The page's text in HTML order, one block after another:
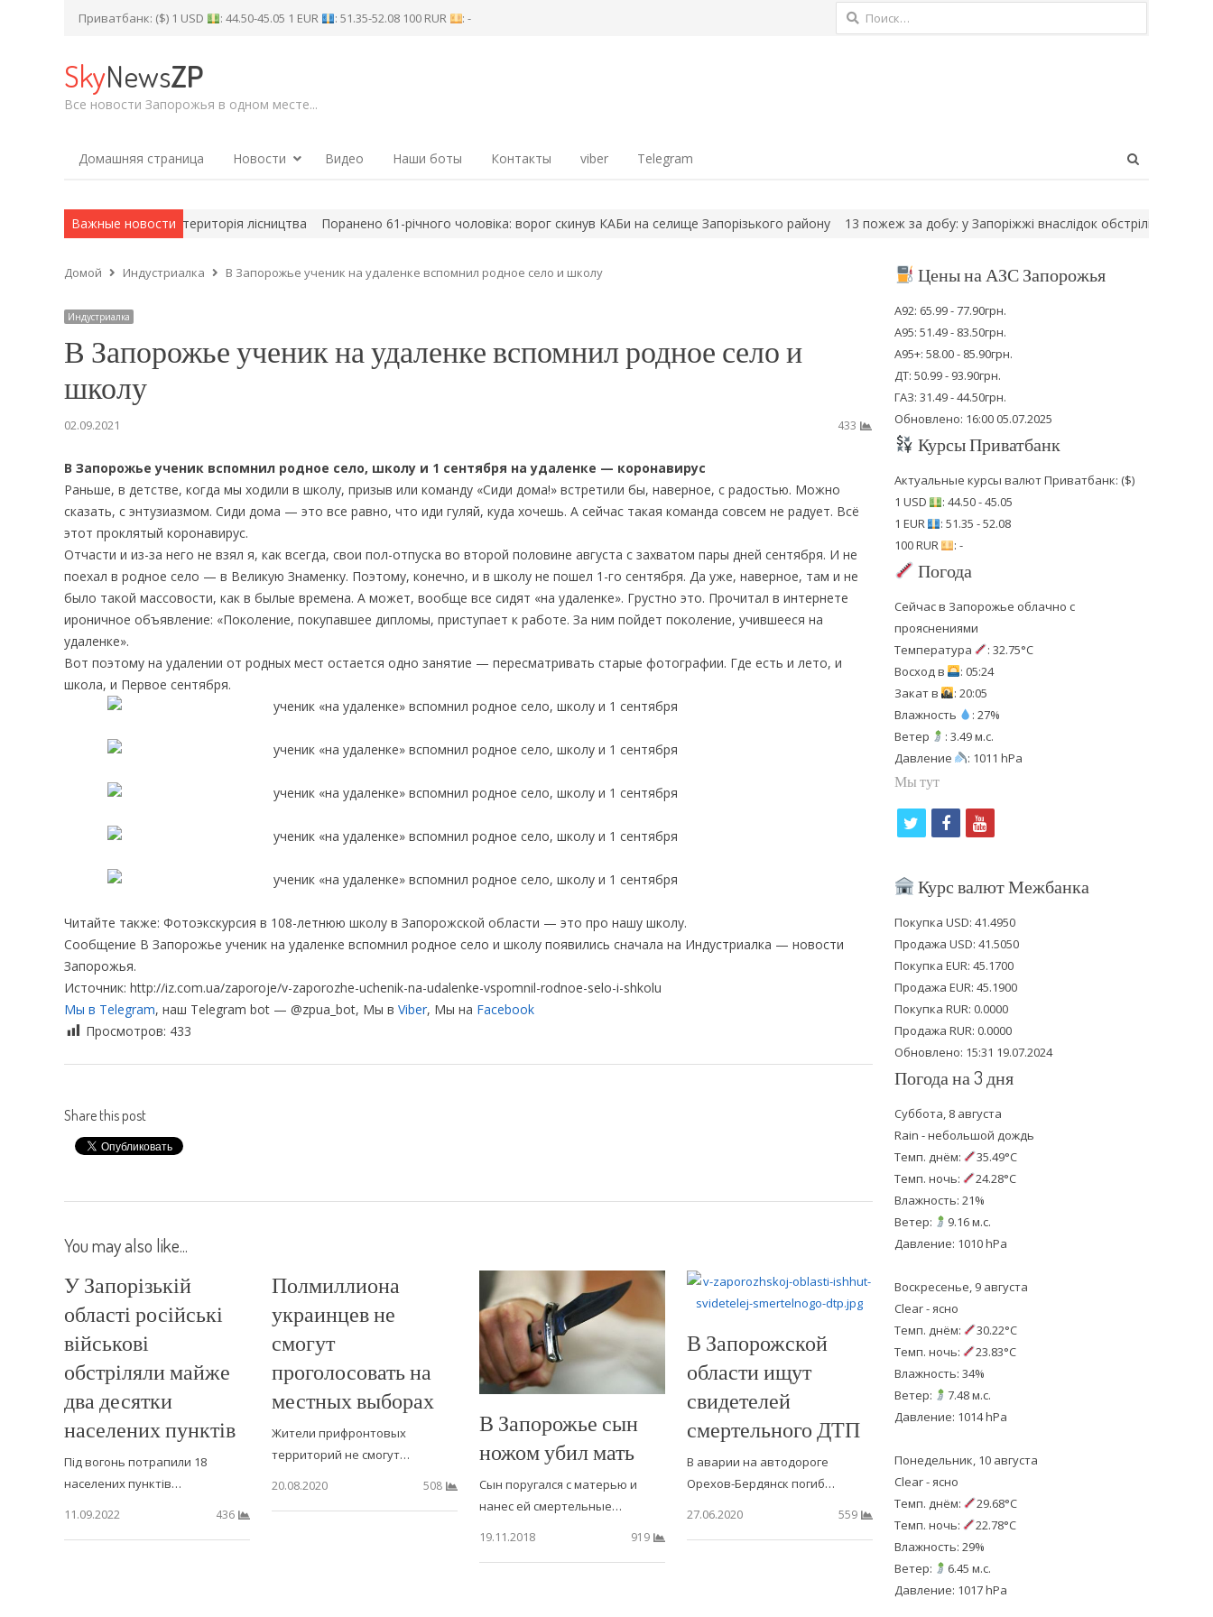
Приватбанк: ($) 1 USD : 44.50-45.05 1 EUR : 51.35-52.08 100 RUR : - Найти:
SkyNewsZP
Все новости Запорожья в одном месте...
Домашняя страница Новости Видео Наши боты Контакты viber Telegram
Важные новости
горіли поля та територія лісництва Поранено 61-річного чоловіка: ворог скинув КАБи на селище Запорізького району 13 пожеж за добу: у Запоріжжі внаслідок обстрілів загинула
Домой Индустриалка В Запорожье ученик на удаленке вспомнил родное село и школу
Индустриалка
В Запорожье ученик на удаленке вспомнил родное село и
школу
02.09.2021 433
В Запорожье ученик вспомнил родное село, школу и 1 сентября на удаленке — коронавирус
Раньше, в детстве, когда мы ходили в школу, призыв или команду «Сиди дома!» встретили бы, наверное, с радостью. Можно
сказать, с энтузиазмом. Сиди дома — это все равно, что иди гуляй, куда хочешь. А сейчас такая команда совсем не радует. Всё
этот проклятый коронавирус.
Отчасти и из-за него не взял я, как всегда, свои пол-отпуска во второй половине августа с захватом пары дней сентября. И не
поехал в родное село — в Великую Знаменку. Поэтому, конечно, и в школу не пошел 1-го сентября. Да уже, наверное, там и не
было такой массовости, как в былые времена. А может, вообще все сидят «на удаленке». Грустно это. Прочитал в интернете
ироничное объявление: «Поколение, покупавшее дипломы, приступает к работе. За ним пойдет поколение, учившееся на
удаленке».
Вот поэтому на удалении от родных мест остается одно занятие — пересматривать старые фотографии. Где есть и лето, и
школа, и Первое сентября.
Читайте также: Фотоэкскурсия в 108-летнюю школу в Запорожской области — это про нашу школу.
Сообщение В Запорожье ученик на удаленке вспомнил родное село и школу появились сначала на Индустриалка — новости
Запорожья.
Источник: http://iz.com.ua/zaporoje/v-zaporozhe-uchenik-na-udalenke-vspomnil-rodnoe-selo-i-shkolu
Мы в Telegram, наш Telegram bot — @zpua_bot, Мы в Viber, Мы на Facebook
Просмотров: 433
Share this post
You may also like...
У Запорізькій
області російські
військові
обстріляли майже
два десятки
населених пунктів
Під вогонь потрапили 18
населених пунктів…
11.09.2022
436
Полмиллиона
украинцев не
смогут
проголосовать на
местных выборах
Жители прифронтовых
территорий не смогут…
20.08.2020
508
В Запорожье сын
ножом убил мать
Сын поругался с матерью и
нанес ей смертельные…
19.11.2018
919
В Запорожской
области ищут
свидетелей
смертельного ДТП
В аварии на автодороге
Орехов-Бердянск погиб…
27.06.2020
559
Цены на АЗС Запорожья
А92: 65.99 - 77.90грн.
А95: 51.49 - 83.50грн.
А95+: 58.00 - 85.90грн.
ДТ: 50.99 - 93.90грн.
ГАЗ: 31.49 - 44.50грн.
Обновлено: 16:00 05.07.2025
Курсы Приватбанк
Актуальные курсы валют Приватбанк: ($)
1 USD
: 44.50 - 45.05
1 EUR
: 51.35 - 52.08
100 RUR
: -
Погода
Сейчас в Запорожье облачно с
прояснениями
Температура
: 32.75°C
Восход в
: 05:24
Закат в
: 20:05
Влажность
: 27%
Ветер
: 3.49 м.с.
Давление
: 1011 hPa
Мы тут
i
t
e
r
f
c
b
o
o
k
y
u
u
b
e
Курс валют Межбанка
Покупка USD: 41.4950
Продажа USD: 41.5050
Покупка EUR: 45.1700
Продажа EUR: 45.1900
Покупка RUR: 0.0000
Продажа RUR: 0.0000
Обновлено: 15:31 19.07.2024
Погода на 3 дня
Суббота, 8 августа
Rain - небольшой дождь
Темп. днём:
35.49°C
Темп. ночь:
24.28°C
Влажность: 21%
Ветер:
9.16 м.с.
Давление: 1010 hPa
Воскресенье, 9 августа
Clear - ясно
Темп. днём:
30.22°C
Темп. ночь:
23.83°C
Влажность: 34%
Ветер:
7.48 м.с.
Давление: 1014 hPa
Понедельник, 10 августа
Clear - ясно
Темп. днём:
29.68°C
Темп. ночь:
22.78°C
Влажность: 29%
Ветер:
6.45 м.с.
Давление: 1017 hPa